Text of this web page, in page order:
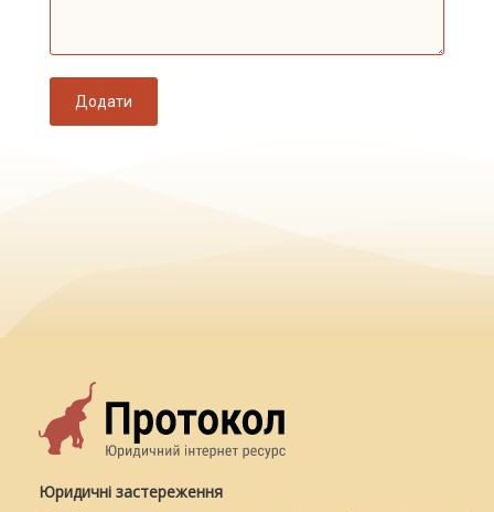
Додати
Юридичні застереження